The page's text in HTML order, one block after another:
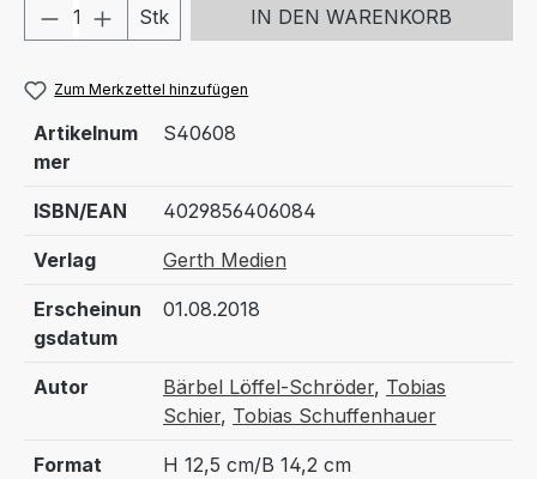
Produkt Anzahl: Gib den
Stk IN DEN WARENKORB
Zum Merkzettel hinzufügen
Artikelnum
mer
S40608
ISBN/EAN 4029856406084
Verlag Gerth Medien
Erscheinun
gsdatum
01.08.2018
Autor Bärbel Löffel-Schröder, Tobias
Schier, Tobias Schuffenhauer
Format H 12,5 cm/B 14,2 cm